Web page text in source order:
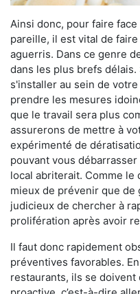
Ainsi donc, pour faire
pareille, il est vital de
aguerris. Dans ce genre
dans les plus brefs
s'installer au sein de
prendre les mesures
que le travail sera plus
assurerons de mettre à
expérimenté de
pouvant vous
local abriterait. Comme le
mieux de prévenir que
judicieux de chercher à
prolifération après avoir
Il faut donc rapidement
préventives favorables.
restaurants, ils se doivent